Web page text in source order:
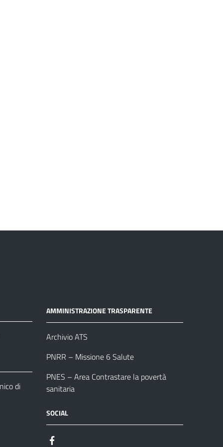
di
AMMINISTRAZIONE TRASPARENTE
Archivio ATS
PNRR – Missione 6 Salute
PNES – Area Contrastare la povertà
sanitaria
SOCIAL